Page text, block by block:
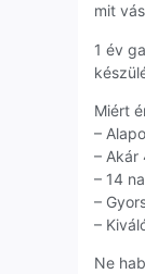
mit
1 év
Miért
–
– Akár
– 14
–
–
Ne